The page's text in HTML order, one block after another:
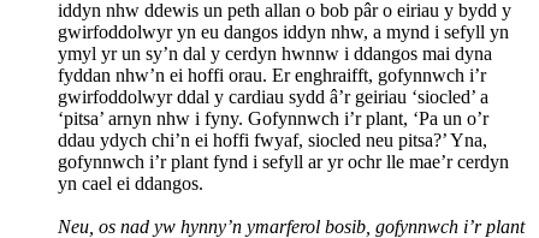
iddyn nhw ddewis un peth allan o bob pâr o eiriau y bydd y
gwirfoddolwyr yn eu dangos iddyn nhw, a mynd i sefyll yn
ymyl yr un sy’n dal y cerdyn hwnnw i ddangos mai dyna
fyddan nhw’n ei hoffi orau. Er enghraifft, gofynnwch i’r
gwirfoddolwyr ddal y cardiau sydd â’r geiriau ‘siocled’ a
‘pitsa’ arnyn nhw i fyny. Gofynnwch i’r plant, ‘Pa un o’r
ddau ydych chi’n ei hoffi fwyaf, siocled neu pitsa?’ Yna,
gofynnwch i’r plant fynd i sefyll ar yr ochr lle mae’r cerdyn
yn cael ei ddangos.
Neu, os nad yw hynny’n ymarferol bosib, gofynnwch i’r plant